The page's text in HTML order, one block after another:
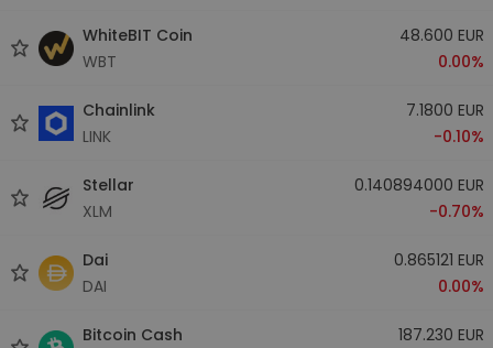
WhiteBIT Coin
WBT
48.600 EUR
0.00%
Chainlink
LINK
7.1800 EUR
-0.10%
Stellar
XLM
0.140894000 EUR
-0.70%
Dai
DAI
0.865121 EUR
0.00%
Bitcoin Cash
187.230 EUR